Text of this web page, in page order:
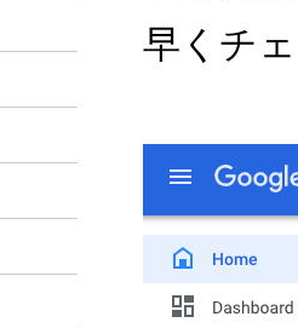
早くチ